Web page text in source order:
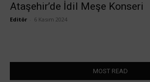
Ataşehir’de İdil Meşe Konseri
Editör 6 Kasım 2024
MOST READ